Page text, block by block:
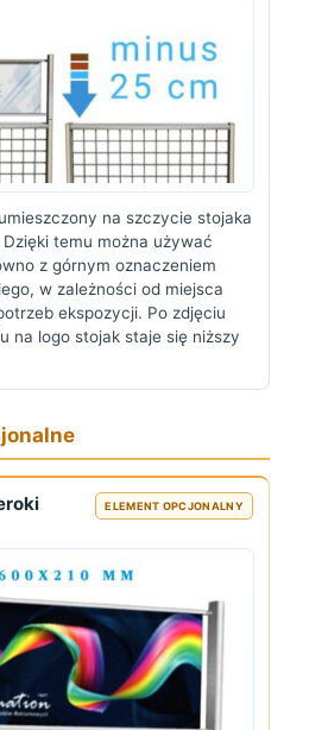
na szczycie stojaka
temu można używać
z górnym oznaczeniem
w zależności od miejsca
ekspozycji. Po zdjęciu
na logo stojak staje się niższy
ELEMENT OPCJONALNY